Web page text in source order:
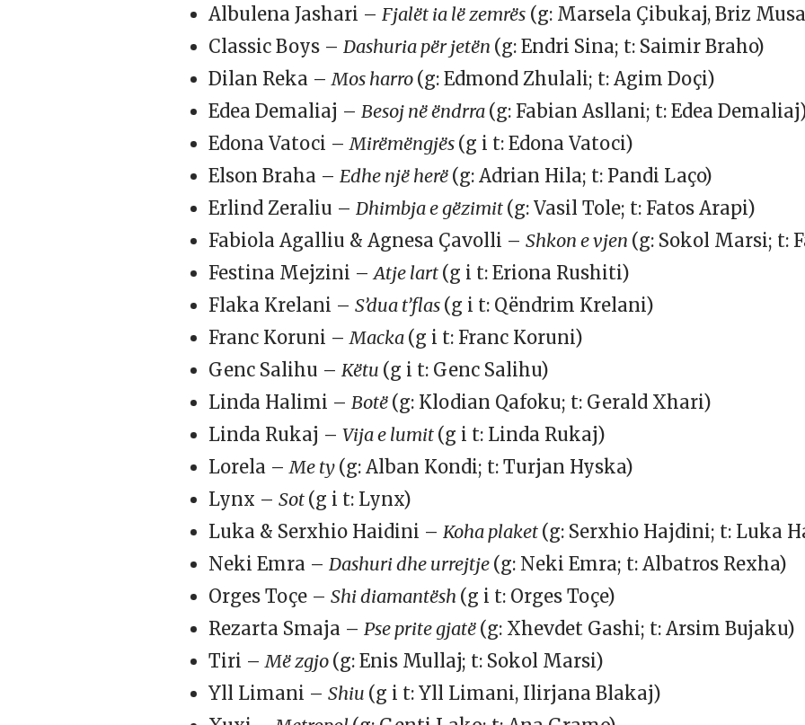
Albulena Jashari – Fjalët ia lë zemrës (g: Marsela Çibukaj, Briz
Classic Boys – Dashuria për jetën (g: Endri Sina; t: Saimir Braho)
Dilan Reka –Mos harro (g: Edmond Zhulali; t: Agim Doçi)
Edea Demaliaj – Besoj në ëndrra (g: Fabian Asllani; t: Edea
Edona Vatoci –Mirëmëngjës (g i t: Edona Vatoci)
Elson Braha – Edhe një herë (g: Adrian Hila; t: Pandi Laço)
Erlind Zeraliu – Dhimbja e gëzimit (g: Vasil Tole; t: Fatos Arapi)
Fabiola Agalliu & Agnesa Çavolli – Shkon e vjen (g: Sokol Marsi; t:
Festina Mejzini –Atje lart (g i t: Eriona Rushiti)
Flaka Krelani – S’dua t’flas (g i t: Qëndrim Krelani)
Franc Koruni –Macka (g i t: Franc Koruni)
Genc Salihu – Këtu (g i t: Genc Salihu)
Linda Halimi – Botë (g: Klodian Qafoku; t: Gerald Xhari)
Linda Rukaj – Vija e lumit (g i t: Linda Rukaj)
Lorela –Me ty (g: Alban Kondi; t: Turjan Hyska)
Lynx – Sot (g i t: Lynx)
Luka & Serxhio Haidini – Koha plaket (g: Serxhio Hajdini; t: Luka
Neki Emra – Dashuri dhe urrejtje (g: Neki Emra; t: Albatros Rexha)
Orges Toçe – Shi diamantësh (g i t: Orges Toçe)
Rezarta Smaja – Pse prite gjatë (g: Xhevdet Gashi; t: Arsim Bujaku)
Tiri –Më zgjo (g: Enis Mullaj; t: Sokol Marsi)
Yll Limani – Shiu (g i t: Yll Limani, Ilirjana Blakaj)